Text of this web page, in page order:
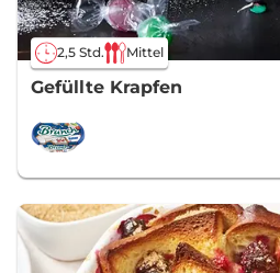
2,5 Std. Mittel
Gefüllte Krapfen